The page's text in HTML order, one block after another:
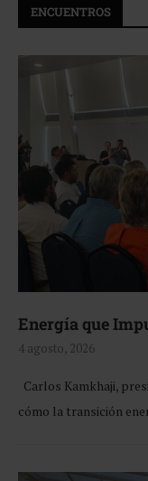
ENCUENTROS
Energía que
4 agosto, 2026
Carlos Kamkhaji,
cómo la transición